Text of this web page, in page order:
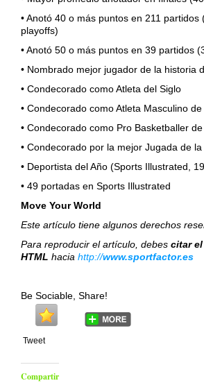
• Anotó 40 o más puntos en 211
playoffs)
• Anotó 50 o más puntos en 39 partidos
• Nombrado mejor jugador de la historia
• Condecorado como Atleta del Siglo
• Condecorado como Atleta Masculino
• Condecorado como Pro Basketballer
• Condecorado por la mejor Jugada de
• Deportista del Año (Sports Illustrated,
• 49 portadas en Sports Illustrated
Move Your World
Este artículo tiene algunos derechos
Para reproducir el artículo, debes citar
HTML hacia http://www.sportfactor.es
Be Sociable, Share!
Tweet
Compartir